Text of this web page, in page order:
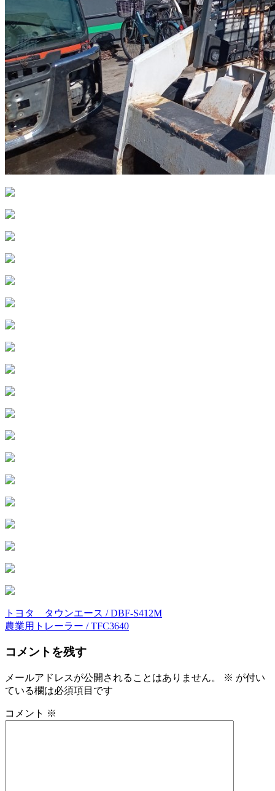
投
稿
ナ
ビ
ゲ
ー
トヨタ タウンエース / DBF-S412M
農業用トレーラー / TFC3640
コメントを残す
メールアドレスが公開されることはありません。 ※ が付い
ている欄は必須項目です
コメント ※